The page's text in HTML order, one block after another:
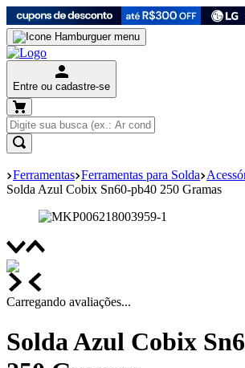
Entre ou cadastre-se
Ferramentas Ferramentas para Solda
Solda Azul Cobix Sn60-pb40 250 Gramas
Carregando avaliações...
Solda Azul Cobix